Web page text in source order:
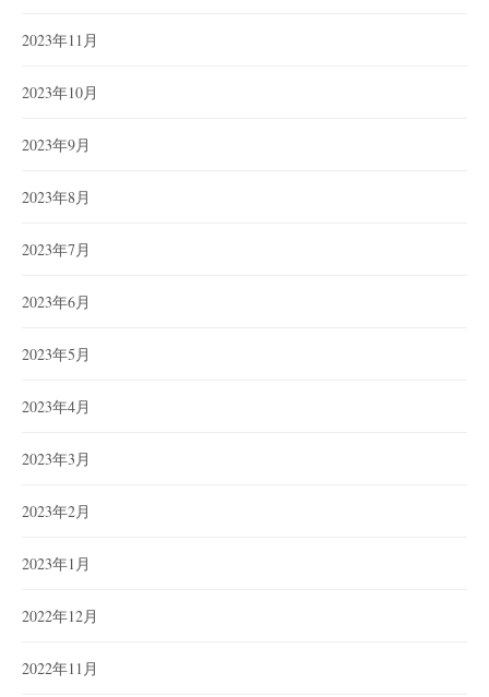
2023年11月
2023年10月
2023年9月
2023年8月
2023年7月
2023年6月
2023年5月
2023年4月
2023年3月
2023年2月
2023年1月
2022年12月
2022年11月